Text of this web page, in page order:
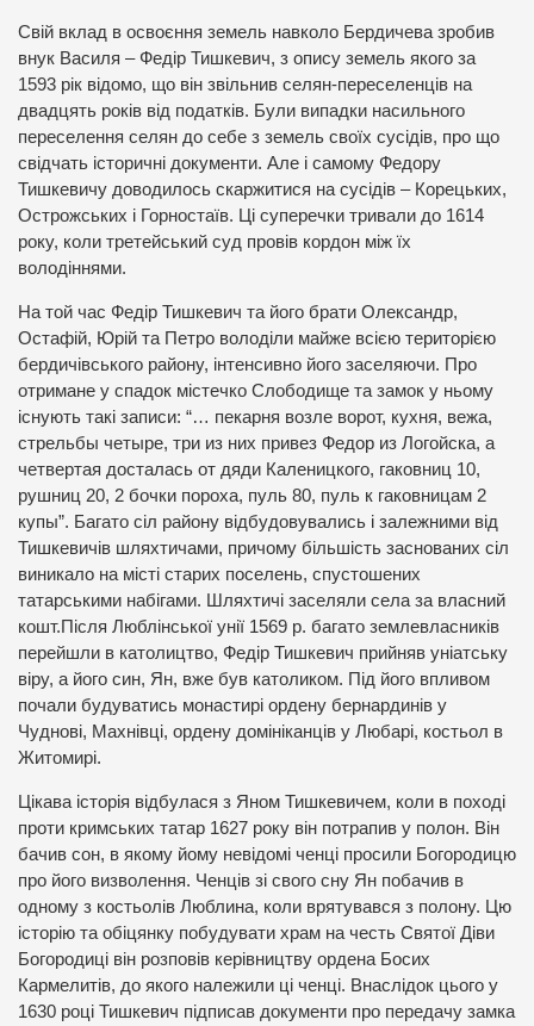
Свій вклад в освоєння земель навколо Бердичева зробив
внук Василя – Федір Тишкевич, з опису земель якого за
1593 рік відомо, що він звільнив селян-переселенців на
двадцять років від податків. Були випадки насильного
переселення селян до себе з земель своїх сусідів, про що
свідчать історичні документи. Але і самому Федору
Тишкевичу доводилось скаржитися на сусідів – Корецьких,
Острожських і Горностаїв. Ці суперечки тривали до 1614
року, коли третейський суд провів кордон між їх
володіннями.
На той час Федір Тишкевич та його брати Олександр,
Остафій, Юрій та Петро володіли майже всією територією
бердичівського району, інтенсивно його заселяючи. Про
отримане у спадок містечко Слободище та замок у ньому
існують такі записи: “… пекарня возле ворот, кухня, вежа,
стрельбы четыре, три из них привез Федор из Логойска, а
четвертая досталась от дяди Каленицкого, гаковниц 10,
рушниц 20, 2 бочки пороха, пуль 80, пуль к гаковницам 2
купы”. Багато сіл району відбудовувались і залежними від
Тишкевичів шляхтичами, причому більшість заснованих сіл
виникало на місті старих поселень, спустошених
татарськими набігами. Шляхтичі заселяли села за власний
кошт.Після Люблінської унії 1569 р. багато землевласників
перейшли в католицтво, Федір Тишкевич прийняв уніатську
віру, а його син, Ян, вже був католиком. Під його впливом
почали будуватись монастирі ордену бернардинів у
Чуднові, Махнівці, ордену домініканців у Любарі, костьол в
Житомирі.
Цікава історія відбулася з Яном Тишкевичем, коли в поході
проти кримських татар 1627 року він потрапив у полон. Він
бачив сон, в якому йому невідомі ченці просили Богородицю
про його визволення. Ченців зі свого сну Ян побачив в
одному з костьолів Люблина, коли врятувався з полону. Цю
історію та обіцянку побудувати храм на честь Святої Діви
Богородиці він розповів керівництву ордена Босих
Кармелитів, до якого належили ці ченці. Внаслідок цього у
1630 році Тишкевич підписав документи про передачу замка